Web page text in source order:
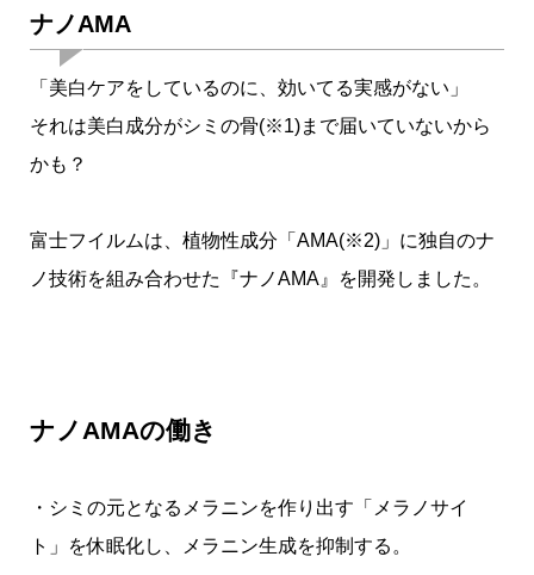
ナノAMA
「美白ケアをしているのに、効いてる実感がない」
それは美白成分がシミの骨(※1)まで届いていないから
かも？
富士フイルムは、植物性成分「AMA(※2)」に独自のナ
ノ技術を組み合わせた『ナノAMA』を開発しました。
ナノAMAの働き
・シミの元となるメラニンを作り出す「メラノサイ
ト」を休眠化し、メラニン生成を抑制する。